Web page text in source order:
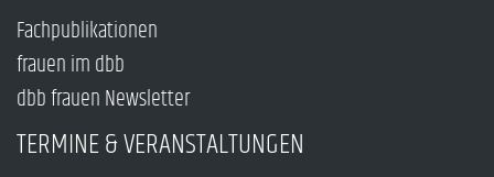
Fachpublikationen
frauen im dbb
dbb frauen Newsletter
TERMINE & VERANSTALTUNGEN